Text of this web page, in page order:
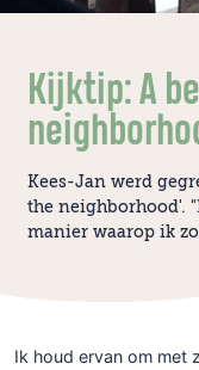
Kijktip: A
Kees-Jan werd
the neighborhood'.
manier waarop ik
Ik houd ervan om met